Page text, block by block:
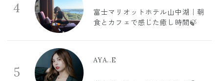
4
富士マリオットホテル山中湖｜朝
食とカフェで感じた癒し時間🍃
5
AYA..E